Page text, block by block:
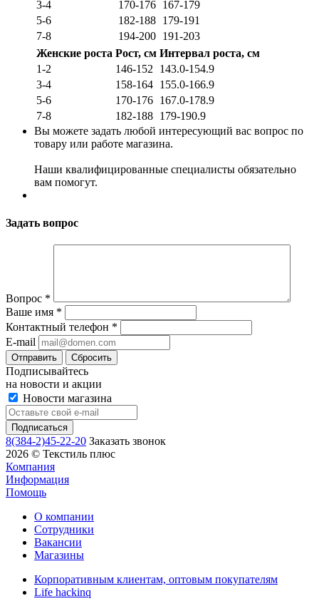
3-4
170-176 167-179
5-6
182-188 179-191
7-8
194-200 191-203
Женские роста Рост, см Интервал роста, см
1-2
146-152
143.0-154.9
3-4
158-164 155.0-166.9
5-6
170-176 167.0-178.9
7-8
182-188 179-190.9
Вы можете задать любой интересующий вас вопрос по
товару или работе магазина.
Наши квалифицированные специалисты обязательно
вам помогут.
Задать вопрос
Вопрос *
Ваше имя *
Контактный телефон *
E-mail
Сбросить
Подписывайтесь
на новости и акции
Новости магазина
8(384-2)45-22-20 Заказать звонок
2026 © Текстиль плюс
Компания
Информация
Помощь
О компании
Сотрудники
Вакансии
Магазины
Корпоративным клиентам, оптовым покупателям
Life hackinq